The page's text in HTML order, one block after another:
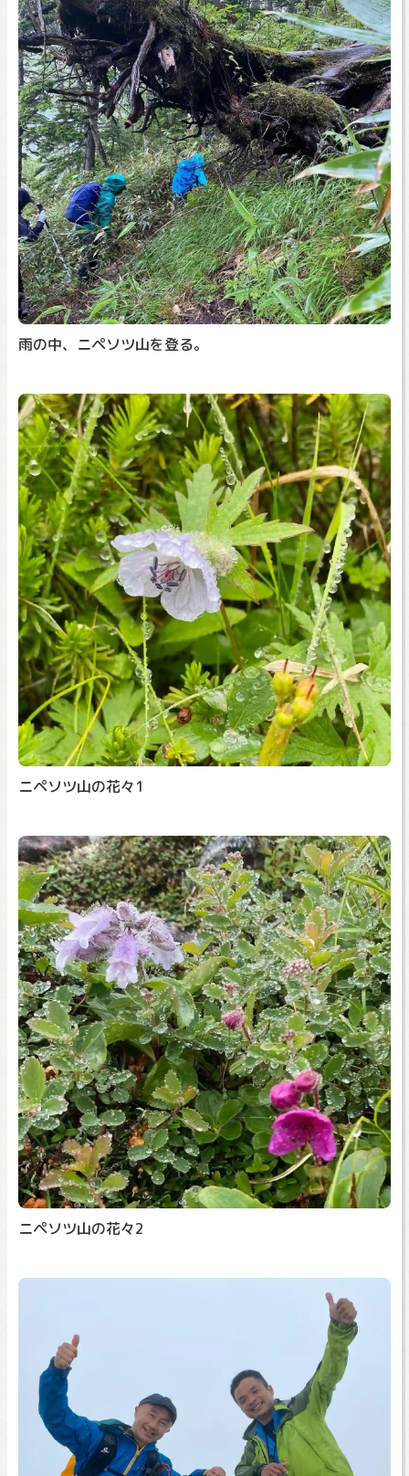
雨の中、ニペソツ山を登る。
ニペソツ山の花々1
ニペソツ山の花々2